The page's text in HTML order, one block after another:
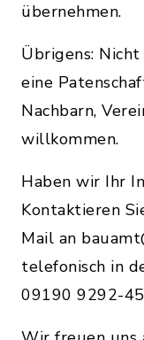
übernehmen.
Übrigens:
eine
Nachbarn,
willkommen.
Haben wir Ihr
Kontaktieren
Mail an
telefonisch in
09190 9292-